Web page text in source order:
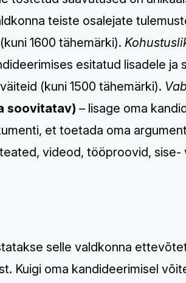
teiste osalejate
1600 tähemärki).
esitatud lisadele
(kuni 1500 tähemärki).
soovitatav) – lisage oma
et toetada oma
videod, tööproovid,
selle valdkonna
Kuigi oma kandideerimisel